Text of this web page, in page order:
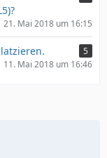
21. Mai 2018 um 16:15
5
11. Mai 2018 um 16:46